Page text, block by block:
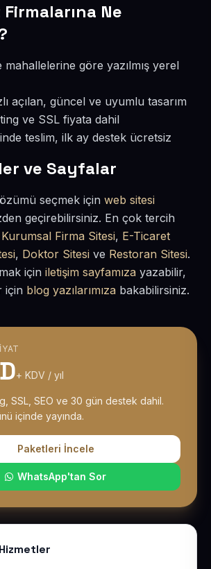
Ne
göre yazılmış yerel
açılan, güncel ve uyumlu tasarım
ve SSL fiyata dahil
teslim, ilk ay destek ücretsiz
ve Sayfalar
seçmek için web sitesi
geçirebilirsiniz. En çok tercih
Kurumsal Firma Sitesi, E-Ticaret
, Doktor Sitesi ve Restoran Sitesi.
için iletişim sayfamıza yazabilir,
için blog yazılarımıza bakabilirsiniz.
+ KDV / yıl
SSL, SEO ve 30 gün destek dahil.
içinde yayında.
Paketleri İncele
WhatsApp'tan Sor